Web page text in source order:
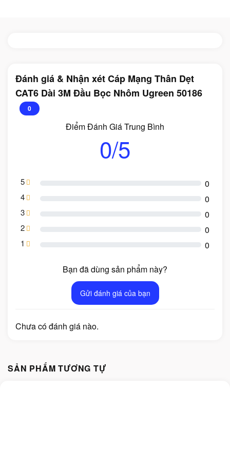
Đánh giá & Nhận xét Cáp Mạng Thân Dẹt
CAT6 Dài 3M Đầu Bọc Nhôm Ugreen 50186
0
Điểm Đánh Giá Trung Bình
0/5
5 0
4 0
3 0
2 0
1 0
Bạn đã dùng sản phẩm này?
Gửi đánh giá của bạn
Chưa có đánh giá nào.
SẢN PHẨM TƯƠNG TỰ